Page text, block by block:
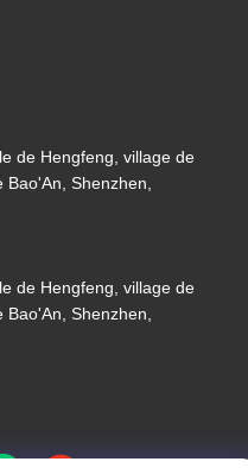
de Hengfeng, village de
Bao'An, Shenzhen,
de Hengfeng, village de
Bao'An, Shenzhen,